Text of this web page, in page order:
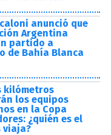
anunció que
Argentina
partido a
de Bahía Blanca
kilómetros
los equipos
en la Copa
¿quién es el
viaja?